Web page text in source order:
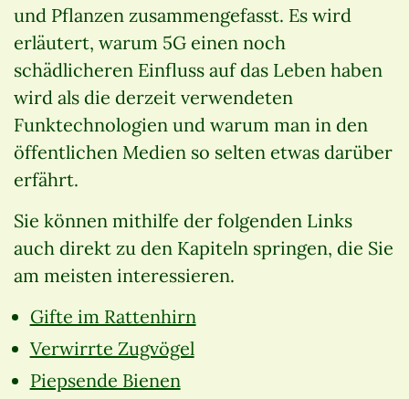
und Pflanzen zusammengefasst. Es wird
erläutert, warum 5G einen noch
schädlicheren Einfluss auf das Leben haben
wird als die derzeit verwendeten
Funktechnologien und warum man in den
öffentlichen Medien so selten etwas darüber
erfährt.
Sie können mithilfe der folgenden Links
auch direkt zu den Kapiteln springen, die Sie
am meisten interessieren.
Gifte im Rattenhirn
Verwirrte Zugvögel
Piepsende Bienen